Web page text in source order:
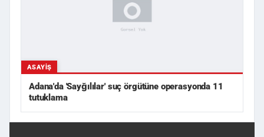
ASAYIŞ
Adana'da 'Sayğılılar' suç örgütüne operasyonda 11
tutuklama